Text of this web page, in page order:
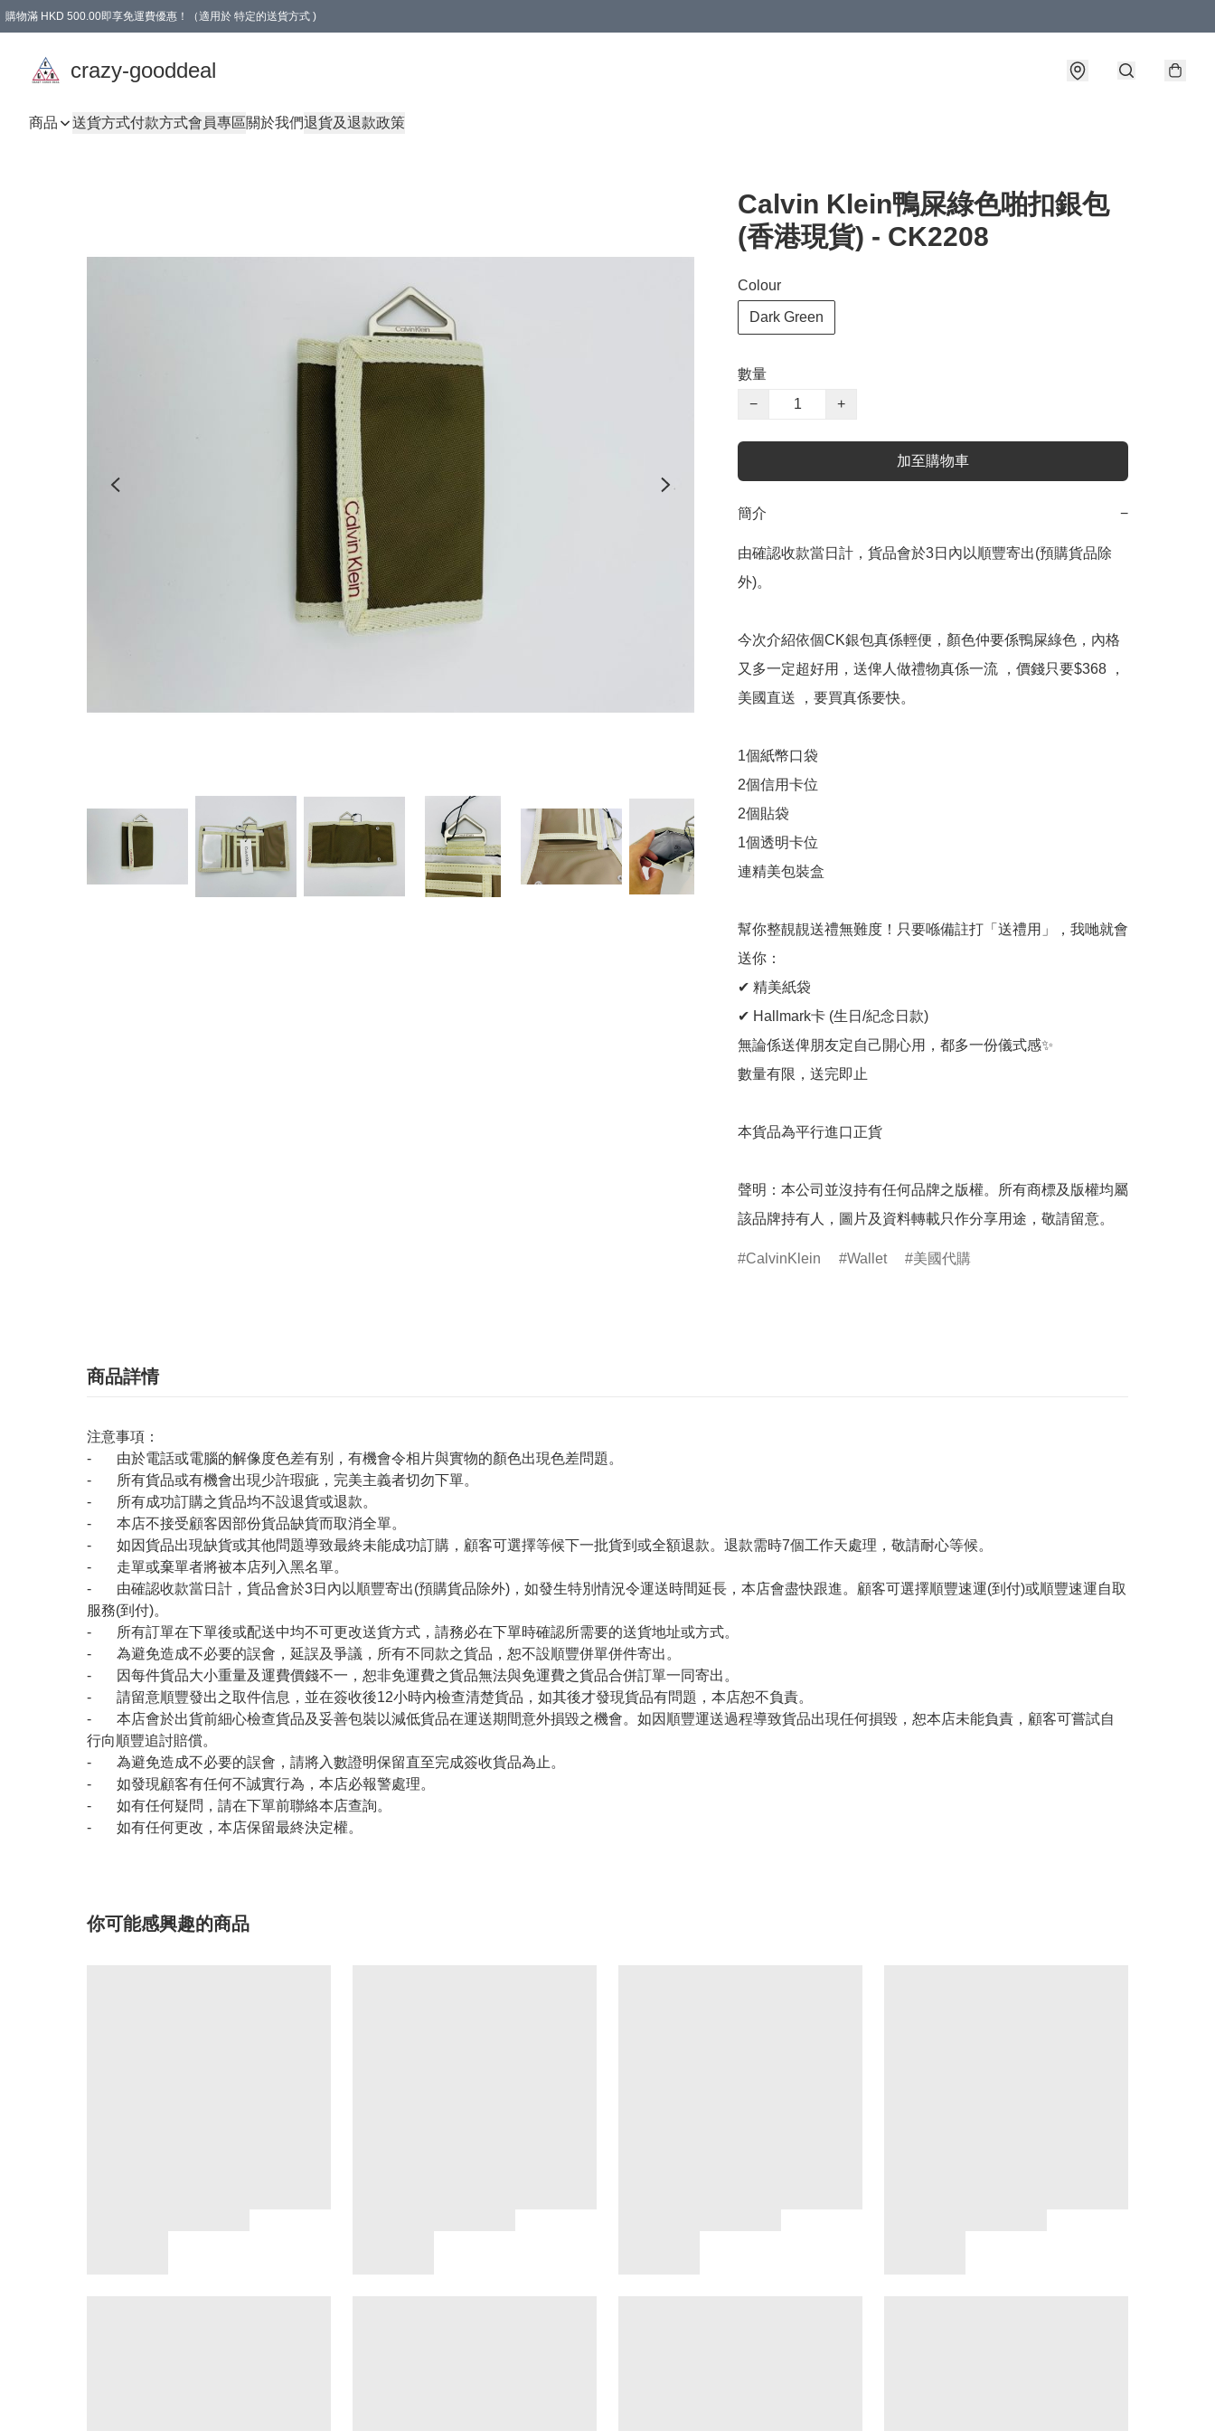
購物滿 HKD 500.00即享免運費優惠！（適用於 特定的送貨方式 )
crazy-gooddeal
商品 送貨方式付款方式會員專區關於我們退貨及退款政策
Calvin Klein鴨屎綠色啪扣銀包
(香港現貨) - CK2208
Colour
Dark Green
數量
−
+
加至購物車
簡介 −
由確認收款當日計，貨品會於3日內以順豐寄出(預購貨品除
外)。
今次介紹依個CK銀包真係輕便，顏色仲要係鴨屎綠色，內格
又多一定超好用，送俾人做禮物真係一流 ，價錢只要$368 ，
美國直送 ，要買真係要快。
1個紙幣口袋
2個信用卡位
2個貼袋
1個透明卡位
連精美包裝盒
幫你整靚靚送禮無難度！只要喺備註打「送禮用」，我哋就會
送你：
✔ 精美紙袋
✔ Hallmark卡 (生日/紀念日款)
無論係送俾朋友定自己開心用，都多一份儀式感✨
數量有限，送完即止
本貨品為平行進口正貨
聲明：本公司並沒持有任何品牌之版權。所有商標及版權均屬
該品牌持有人，圖片及資料轉載只作分享用途，敬請留意。
CalvinKlein Wallet 美國代購
商品詳情
注意事項：
- 由於電話或電腦的解像度色差有别，有機會令相片與實物的顏色出現色差問題。
- 所有貨品或有機會出現少許瑕疵，完美主義者切勿下單。
- 所有成功訂購之貨品均不設退貨或退款。
- 本店不接受顧客因部份貨品缺貨而取消全單。
- 如因貨品出現缺貨或其他問題導致最終未能成功訂購，顧客可選擇等候下一批貨到或全額退款。退款需時7個工作天處理，敬請耐心等候。
- 走單或棄單者將被本店列入黑名單。
- 由確認收款當日計，貨品會於3日內以順豐寄出(預購貨品除外)，如發生特別情況令運送時間延長，本店會盡快跟進。顧客可選擇順豐速運(到付)或順豐速運自取
服務(到付)。
- 所有訂單在下單後或配送中均不可更改送貨方式，請務必在下單時確認所需要的送貨地址或方式。
- 為避免造成不必要的誤會，延誤及爭議，所有不同款之貨品，恕不設順豐併單併件寄出。
- 因每件貨品大小重量及運費價錢不一，恕非免運費之貨品無法與免運費之貨品合併訂單一同寄出。
- 請留意順豐發出之取件信息，並在簽收後12小時內檢查清楚貨品，如其後才發現貨品有問題，本店恕不負責。
- 本店會於出貨前細心檢查貨品及妥善包裝以減低貨品在運送期間意外損毀之機會。如因順豐運送過程導致貨品出現任何損毀，恕本店未能負責，顧客可嘗試自
行向順豐追討賠償。
- 為避免造成不必要的誤會，請將入數證明保留直至完成簽收貨品為止。
- 如發現顧客有任何不誠實行為，本店必報警處理。
- 如有任何疑問，請在下單前聯絡本店查詢。
- 如有任何更改，本店保留最終決定權。
你可能感興趣的商品